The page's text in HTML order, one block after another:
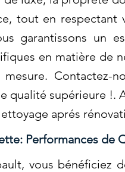
tout en respectant
garantissons un
en matière de
Contactez-
qualité supérieure !.
aprés
Performances de
vous bénéficiez